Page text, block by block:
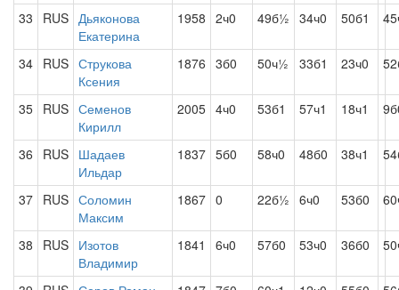
33 RUS Дьяконова
Екатерина
1958 2ч0 49б½ 34ч0 50б1
34 RUS Струкова
Ксения
1876 3б0 50ч½ 33б1 23ч0
35 RUS Семенов
Кирилл
2005 4ч0 53б1 57ч1 18ч1
36 RUS Шадаев
Ильдар
1837 5б0 58ч0 48б0 38ч1
37 RUS Соломин
Максим
1867 0 22б½ 6ч0 53б0
38 RUS Изотов
Владимир
1841 6ч0 57б0 53ч0 36б0